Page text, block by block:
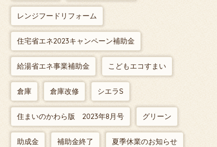
レンジフードリフォーム
住宅省エネ2023キャンペーン補助金
給湯省エネ事業補助金 こどもエコすまい
倉庫 倉庫改修 シエラS
住まいのかわら版 2023年8月号 グリーン
助成金 補助金終了 夏季休業のお知らせ